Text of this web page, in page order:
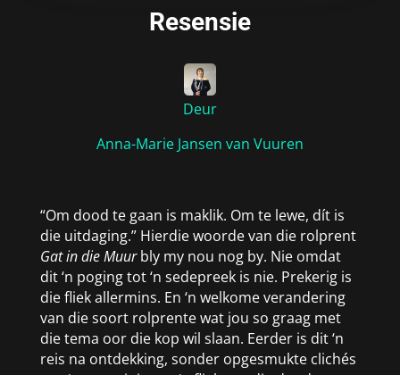
Resensie
Deur
Anna-Marie Jansen van Vuuren
“Om dood te gaan is maklik. Om te lewe, dít is
die uitdaging.” Hierdie woorde van die rolprent
Gat in die Muurbly my nou nog by. Nie omdat
dit ‘n poging tot ‘n sedepreek is nie. Prekerig is
die fliek allermins. En ‘n welkome verandering
van die soort rolprente wat jou so graag met
die tema oor die kop wil slaan. Eerder is dit ‘n
reis na ontdekking, sonder opgesmukte clichés